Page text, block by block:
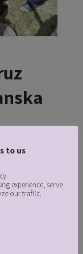
Zadnje novosti
nalazi se na
to us